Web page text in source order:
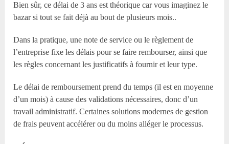
Bien sûr, ce délai de 3 ans est théorique car vous imaginez le
bazar si tout se fait déjà au bout de plusieurs mois..
Dans la pratique, une note de service ou le règlement de
l’entreprise fixe les délais pour se faire rembourser, ainsi que
les règles concernant les justificatifs à fournir et leur type.
Le délai de remboursement prend du temps (il est en moyenne
d’un mois) à cause des validations nécessaires, donc d’un
travail administratif. Certaines solutions modernes de gestion
de frais peuvent accélérer ou du moins alléger le processus.